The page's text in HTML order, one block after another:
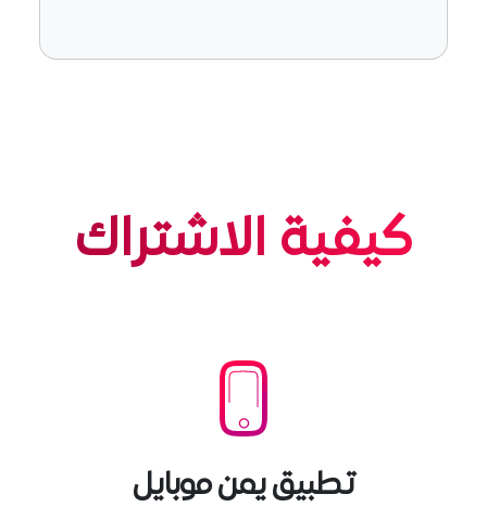
كيفية الاشتراك
تطبيق يمن موبايل